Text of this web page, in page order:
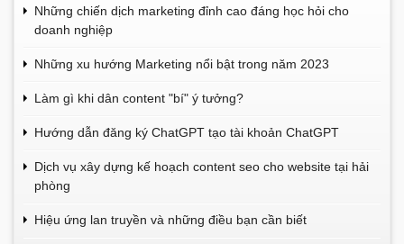
Những chiến dịch marketing đỉnh cao đáng học hỏi cho
doanh nghiệp
Những xu hướng Marketing nổi bật trong năm 2023
Làm gì khi dân content "bí" ý tưởng?
Hướng dẫn đăng ký ChatGPT tạo tài khoản ChatGPT
Dịch vụ xây dựng kế hoạch content seo cho website tại hải
phòng
Hiệu ứng lan truyền và những điều bạn cần biết